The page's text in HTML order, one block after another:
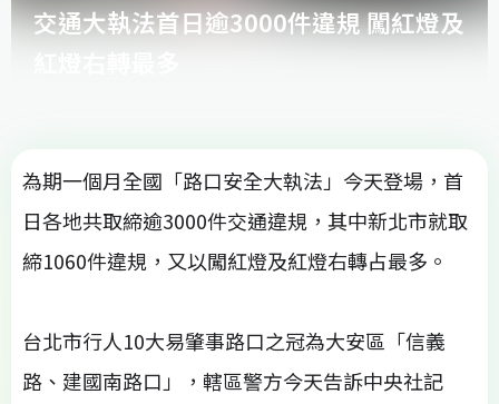
交通大執法首日逾3000件違規 闖紅燈及
為期一個月全國「路口安全大執法」今天登場，首
日各地共取締逾3000件交通違規，其中新北市就取
締1060件違規，又以闖紅燈及紅燈右轉占最多。
台北市行人10大易肇事路口之冠為大安區「信義
路、建國南路口」，轄區警方今天告訴中央社記